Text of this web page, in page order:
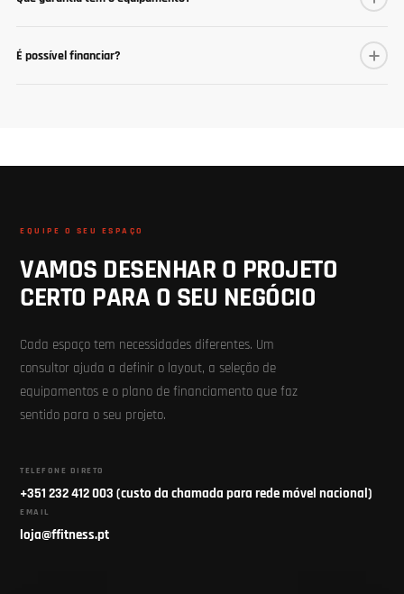
É possível financiar?
EQUIPE O SEU ESPAÇO
VAMOS DESENHAR O PROJETO
CERTO PARA O SEU NEGÓCIO
Cada espaço tem necessidades diferentes. Um
consultor ajuda a definir o layout, a seleção de
equipamentos e o plano de financiamento que faz
sentido para o seu projeto.
TELEFONE DIRETO
+351 232 412 003 (custo da chamada para rede móvel nacional)
EMAIL
loja@ffitness.pt